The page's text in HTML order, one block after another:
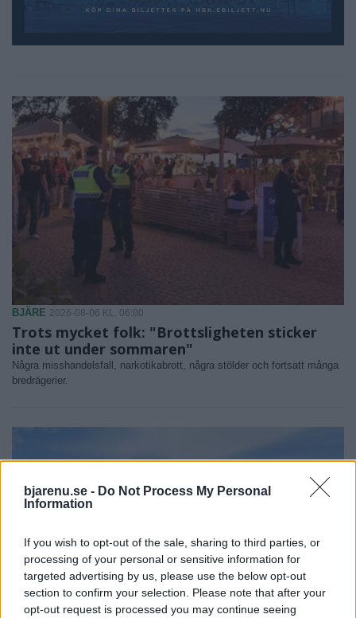
bjarenu.se - Do Not Process My Personal
Information
If you wish to opt-out of the sale, sharing to third parties, or
processing of your personal or sensitive information for
targeted advertising by us, please use the below opt-out
section to confirm your selection. Please note that after your
opt-out request is processed you may continue seeing
BJÄRE 2026-08-06 KL. 06:00
Trots mycket folk: "Brottsligheten sticker
inte ut under sommaren"
Några misshandelsfall, narkotikabrott, några stölder och fortsatt många
bredrägerier.